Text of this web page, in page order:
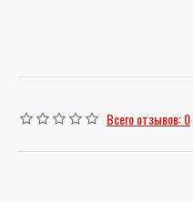
Всего отзывов: 0